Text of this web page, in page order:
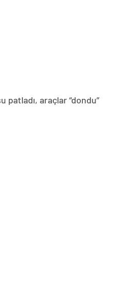
patladı, araçlar “dondu”